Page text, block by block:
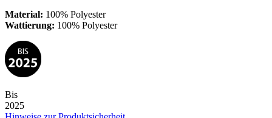
Material: 100% Polyester
Wattierung: 100% Polyester
Bis
2025